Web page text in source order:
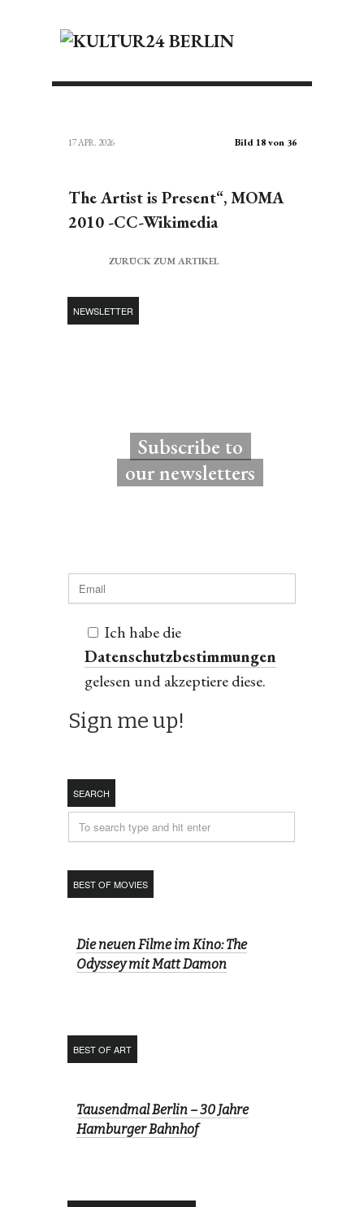
17 APR. 2026 Bild 18 von 36
The Artist is Present“, MOMA
2010 -CC-Wikimedia
ZURÜCK ZUM ARTIKEL
NEWSLETTER
Subscribe to
our newsletters
Ich habe die
Datenschutzbestimmungen
gelesen und akzeptiere diese.
SEARCH
BEST OF MOVIES
Die neuen Filme im Kino: The
Odyssey mit Matt Damon
BEST OF ART
Tausendmal Berlin – 30 Jahre
Hamburger Bahnhof